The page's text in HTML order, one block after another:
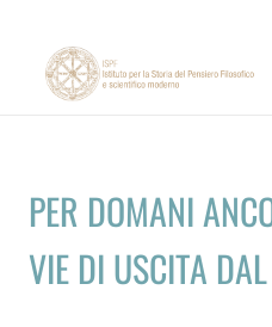
ATTIVITÀ DI RICERCA
PUBBLICAZIONI
PER DOMANI
VIE DI USCITA